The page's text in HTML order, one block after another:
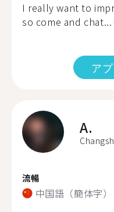
I really want to
so come and chat...
ア
A.
流暢
中国語（簡体字）